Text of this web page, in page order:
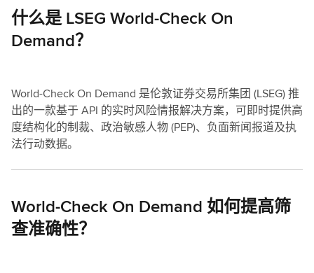
什么是 LSEG World-Check On
Demand？
World-Check On Demand 是伦敦证券交易所集团 (LSEG) 推
出的一款基于 API 的实时风险情报解决方案，可即时提供高
度结构化的制裁、政治敏感人物 (PEP)、负面新闻报道及执
法行动数据。
World-Check On Demand 如何提高筛
查准确性？